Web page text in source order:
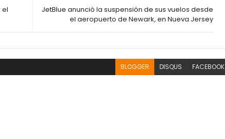
JetBlue anunció la suspensión de sus vuelos desde
el aeropuerto de Newark, en Nueva Jersey
el
BLOGGER DISQUS FACEBOOK